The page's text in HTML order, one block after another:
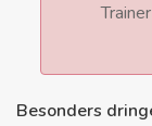
Besonders